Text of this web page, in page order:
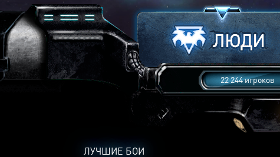
22 244 игроков
ЛУЧШИЕ БОИ